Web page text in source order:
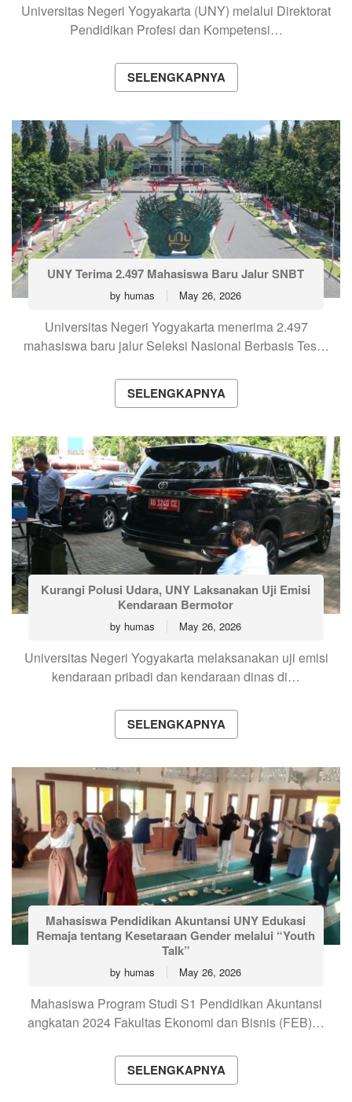
Universitas Negeri Yogyakarta (UNY) melalui Direktorat
Pendidikan Profesi dan Kompetensi…
SELENGKAPNYA
UNY Terima 2.497 Mahasiswa Baru Jalur SNBT
by humas May 26, 2026
Universitas Negeri Yogyakarta menerima 2.497
mahasiswa baru jalur Seleksi Nasional Berbasis Tes…
SELENGKAPNYA
Kurangi Polusi Udara, UNY Laksanakan Uji Emisi
Kendaraan Bermotor
by humas May 26, 2026
Universitas Negeri Yogyakarta melaksanakan uji emisi
kendaraan pribadi dan kendaraan dinas di…
SELENGKAPNYA
Mahasiswa Pendidikan Akuntansi UNY Edukasi
Remaja tentang Kesetaraan Gender melalui “Youth
Talk”
by humas May 26, 2026
Mahasiswa Program Studi S1 Pendidikan Akuntansi
angkatan 2024 Fakultas Ekonomi dan Bisnis (FEB)…
SELENGKAPNYA